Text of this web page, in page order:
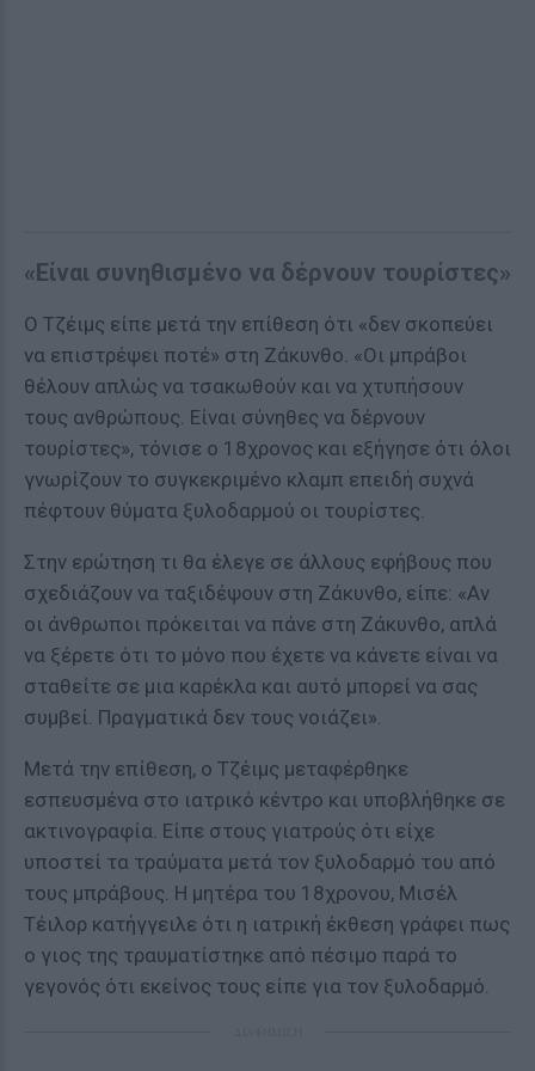
«Είναι συνηθισμένο να δέρνουν τουρίστες»
Ο Τζέιμς είπε μετά την επίθεση ότι «δεν σκοπεύει
να επιστρέψει ποτέ» στη Ζάκυνθο. «Οι μπράβοι
θέλουν απλώς να τσακωθούν και να χτυπήσουν
τους ανθρώπους. Είναι σύνηθες να δέρνουν
τουρίστες», τόνισε ο 18χρονος και εξήγησε ότι όλοι
γνωρίζουν το συγκεκριμένο κλαμπ επειδή συχνά
πέφτουν θύματα ξυλοδαρμού οι τουρίστες.
Στην ερώτηση τι θα έλεγε σε άλλους εφήβους που
σχεδιάζουν να ταξιδέψουν στη Ζάκυνθο, είπε: «Αν
οι άνθρωποι πρόκειται να πάνε στη Ζάκυνθο, απλά
να ξέρετε ότι το μόνο που έχετε να κάνετε είναι να
σταθείτε σε μια καρέκλα και αυτό μπορεί να σας
συμβεί. Πραγματικά δεν τους νοιάζει».
Μετά την επίθεση, ο Τζέιμς μεταφέρθηκε
εσπευσμένα στο ιατρικό κέντρο και υποβλήθηκε σε
ακτινογραφία. Είπε στους γιατρούς ότι είχε
υποστεί τα τραύματα μετά τον ξυλοδαρμό του από
τους μπράβους. Η μητέρα του 18χρονου, Μισέλ
Τέιλορ κατήγγειλε ότι η ιατρική έκθεση γράφει πως
ο γιος της τραυματίστηκε από πέσιμο παρά το
γεγονός ότι εκείνος τους είπε για τον ξυλοδαρμό.